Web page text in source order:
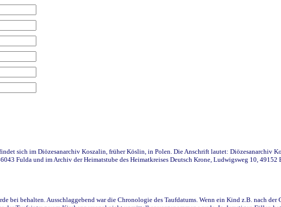
sich im Diözesanarchiv Koszalin, früher Köslin, in Polen. Die Anschrift lautet: Diözesanarchiv
Fulda und im Archiv der Heimatstube des Heimatkreises Deutsch Krone, Ludwigsweg 10,
bei behalten. Ausschlaggebend war die Chronologie des Taufdatums. Wenn ein Kind z.B. nach